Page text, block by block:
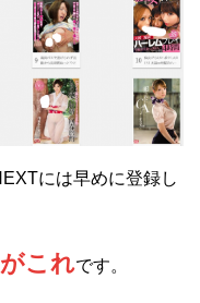
には早めに登録し
これです。